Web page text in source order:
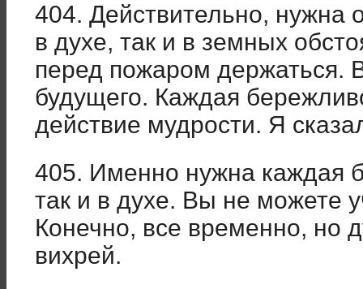
404. Действительно, нужна
в духе, так и в земных
перед пожаром держаться.
будущего. Каждая
действие мудрости. Я
405. Именно нужна каждая
так и в духе. Вы не можете
Конечно, все временно, но
вихрей.